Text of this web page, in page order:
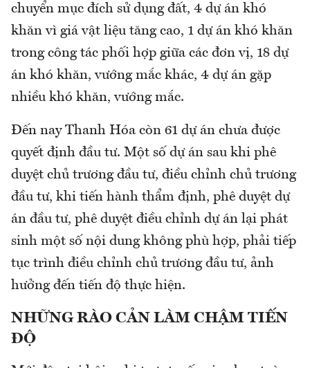
chuyển mục đích sử dụng đất, 4 dự án khó
khăn vì giá vật liệu tăng cao, 1 dự án khó khăn
trong công tác phối hợp giữa các đơn vị, 18 dự
án khó khăn, vướng mắc khác, 4 dự án gặp
nhiều khó khăn, vướng mắc.
Đến nay Thanh Hóa còn 61 dự án chưa được
quyết định đầu tư. Một số dự án sau khi phê
duyệt chủ trương đầu tư, điều chỉnh chủ trương
đầu tư, khi tiến hành thẩm định, phê duyệt dự
án đầu tư, phê duyệt điều chỉnh dự án lại phát
sinh một số nội dung không phù hợp, phải tiếp
tục trình điều chỉnh chủ trương đầu tư, ảnh
hưởng đến tiến độ thực hiện.
NHỮNG RÀO CẢN LÀM CHẬM TIẾN
ĐỘ